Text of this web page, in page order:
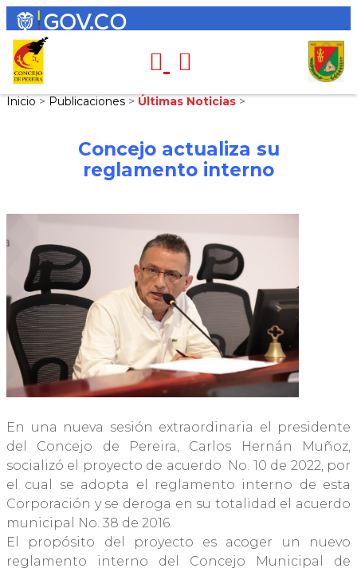
Inicio > Publicaciones > Últimas Noticias >
Concejo actualiza su
reglamento interno
En una nueva sesión extraordinaria el presidente
del Concejo de Pereira, Carlos Hernán Muñoz,
socializó el proyecto de acuerdo No. 10 de 2022, por
el cual se adopta el reglamento interno de esta
Corporación y se deroga en su totalidad el acuerdo
municipal No. 38 de 2016.
El propósito del proyecto es acoger un nuevo
reglamento interno del Concejo Municipal de